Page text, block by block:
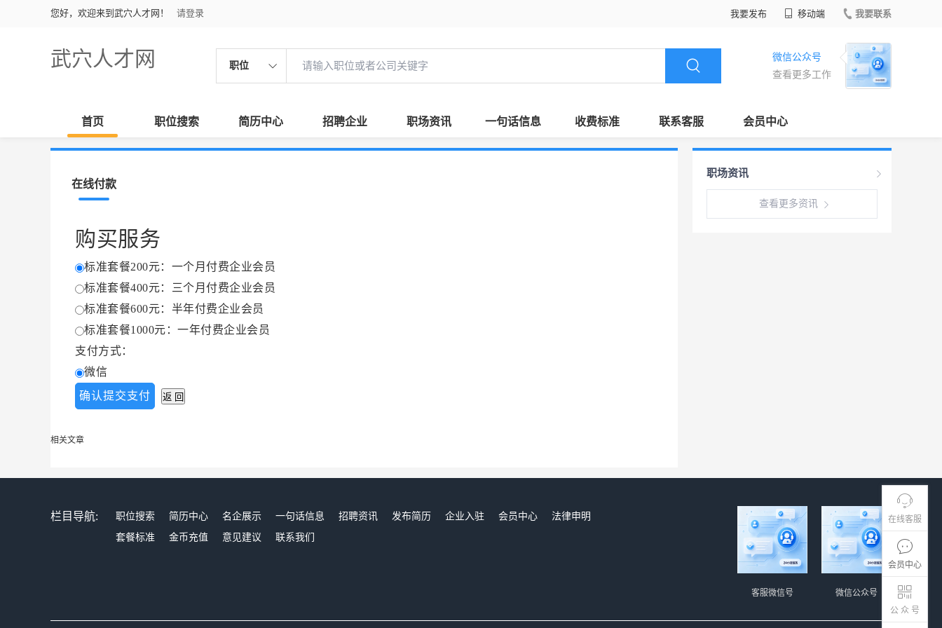
您好，欢迎来到武穴人才网！ 请登录 我要发布 移动端 我要联系
武穴人才网 职位
微信公众号
查看更多工作
首页 职位搜索 简历中心 招聘企业 职场资讯 一句话信息 收费标准 联系客服 会员中心
在线客服
会员中心
公 众 号
在线付款
购买服务
标准套餐200元：一个月付费企业会员
标准套餐400元：三个月付费企业会员
标准套餐600元：半年付费企业会员
标准套餐1000元：一年付费企业会员
支付方式：
微信
相关文章
职场资讯
查看更多资讯
栏目导航: 职位搜索 简历中心 名企展示 一句话信息 招聘资讯 发布简历 企业入驻 会员中心
法律申明
套餐标准
金币充值 意见建议 联系我们
微信公众号
客服微信号